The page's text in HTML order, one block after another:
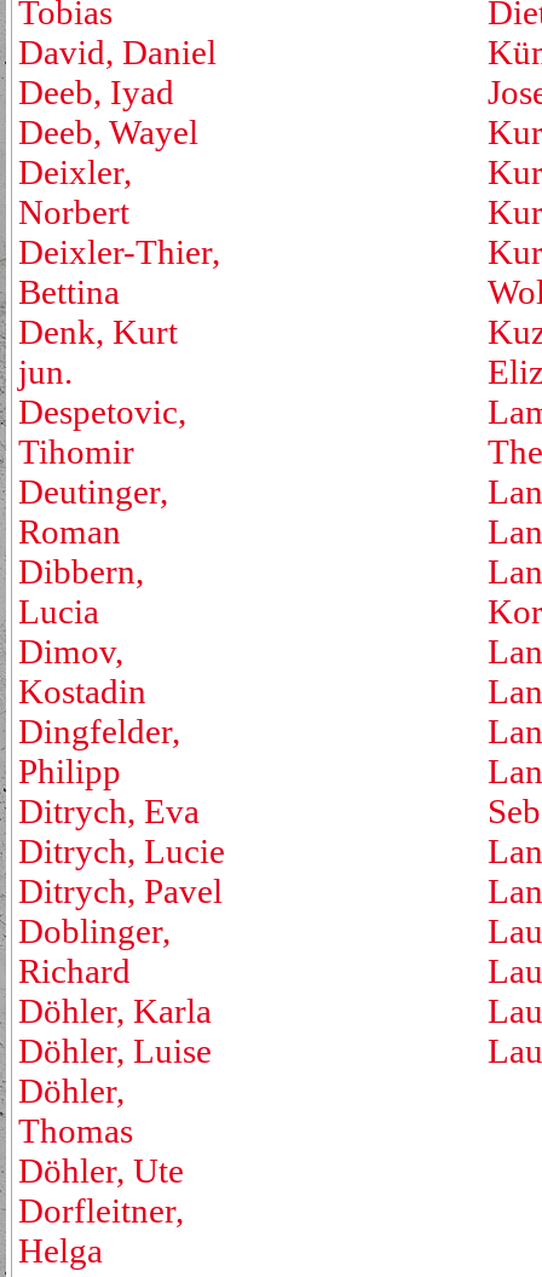
Tobias
David, Daniel
Deeb, Iyad
Deeb, Wayel
Deixler,
Norbert
Deixler-Thier,
Bettina
Denk, Kurt
jun.
Despetovic,
Tihomir
Deutinger,
Roman
Dibbern,
Lucia
Dimov,
Kostadin
Dingfelder,
Philipp
Ditrych, Eva
Ditrych, Lucie
Ditrych, Pavel
Doblinger,
Richard
Döhler, Karla
Döhler, Luise
Döhler,
Thomas
Döhler, Ute
Dorfleitner,
Helga